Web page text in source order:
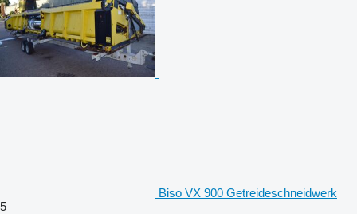
Biso VX 900 Getreideschneidwerk
5